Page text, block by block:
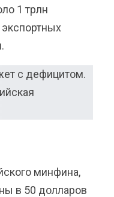
1 трлн
минфина,
в 50 долларов